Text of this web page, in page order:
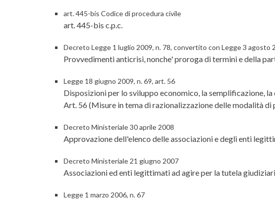
art. 445-bis Codice di procedura civile
art. 445-bis c.p.c.
Decreto Legge 1 luglio 2009, n. 78, convertito con Legge 3 agosto
Provvedimenti anticrisi, nonche' proroga di termini e della
Legge 18 giugno 2009, n. 69, art. 56
Disposizioni per lo sviluppo economico, la semplificazione,
Art. 56 (Misure in tema di razionalizzazione delle modalità
Decreto Ministeriale 30 aprile 2008
Approvazione dell'elenco delle associazioni e degli enti
Decreto Ministeriale 21 giugno 2007
Associazioni ed enti legittimati ad agire per la tutela
Legge 1 marzo 2006, n. 67